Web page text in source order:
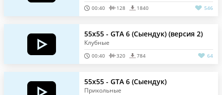
00:40 128 1840 546
55x55 - GTA 6 (Сыендук) (версия 2)
Клубные
00:40 320 784 64
55x55 - GTA 6 (Сыендук)
Прикольные